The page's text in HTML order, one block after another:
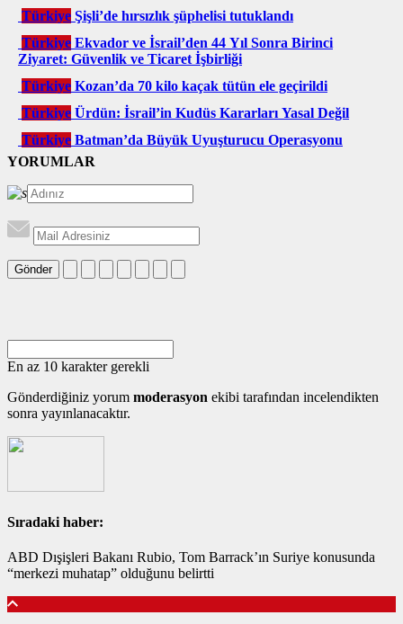
Türkiye Şişli’de hırsızlık şüphelisi tutuklandı
Türkiye Ekvador ve İsrail’den 44 Yıl Sonra Birinci
Ziyaret: Güvenlik ve Ticaret İşbirliği
Türkiye Kozan’da 70 kilo kaçak tütün ele geçirildi
Türkiye Ürdün: İsrail’in Kudüs Kararları Yasal Değil
Türkiye Batman’da Büyük Uyuşturucu Operasyonu
YORUMLAR
Gönder
En az 10 karakter gerekli
Gönderdiğiniz yorum moderasyon ekibi tarafından incelendikten
sonra yayınlanacaktır.
Sıradaki haber:
ABD Dışişleri Bakanı Rubio, Tom Barrack’ın Suriye konusunda
“merkezi muhatap” olduğunu belirtti